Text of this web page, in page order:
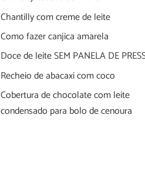
Chantilly com creme de leite
Como fazer canjica amarela
Doce de leite SEM PANELA DE
Recheio de abacaxi com coco
Cobertura de chocolate com leite
condensado para bolo de cenoura